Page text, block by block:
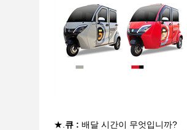
★. 큐 : 배달 시간이 무엇입니까?